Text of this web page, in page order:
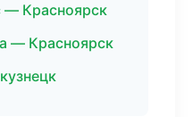
— Красноярск
— Красноярск